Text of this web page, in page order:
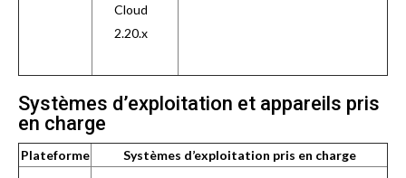
Cloud
2.20.x
Systèmes d’exploitation et appareils pris
en charge
Plateforme Systèmes d’exploitation pris en charge